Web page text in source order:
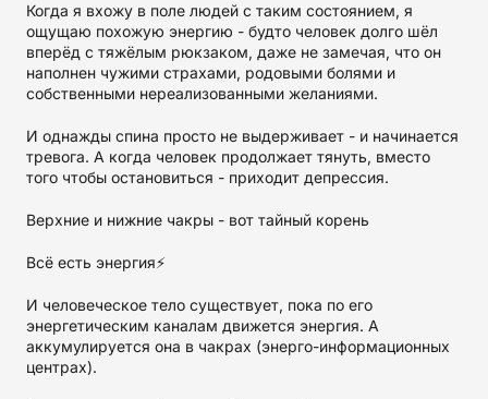
Когда я вхожу в поле людей с таким состоянием, я
ощущаю похожую энергию - будто человек долго шёл
вперёд с тяжёлым рюкзаком, даже не замечая, что он
наполнен чужими страхами, родовыми болями и
собственными нереализованными желаниями.
И однажды спина просто не выдерживает - и начинается
тревога. А когда человек продолжает тянуть, вместо
того чтобы остановиться - приходит депрессия.
Верхние и нижние чакры - вот тайный корень
Всё есть энергия⚡️
И человеческое тело существует, пока по его
энергетическим каналам движется энергия. А
аккумулируется она в чакрах (энерго-информационных
центрах).